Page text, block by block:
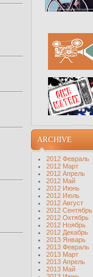
ARCHIVE
2012 Февраль
2012 Март
2012 Апрель
2012 Май
2012 Июнь
2012 Июль
2012 Август
2012 Сентябрь
2012 Октябрь
2012 Ноябрь
2012 Декабрь
2013 Январь
2013 Февраль
2013 Март
2013 Апрель
2013 Май